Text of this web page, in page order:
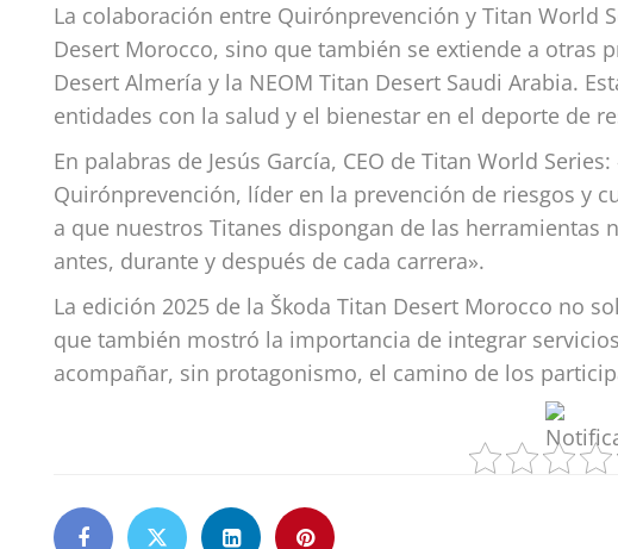
La colaboración entre Quirónprevención y Titan World
Desert Morocco, sino que también se extiende a otras
Desert Almería y la NEOM Titan Desert Saudi Arabia.
entidades con la salud y el bienestar en el deporte de
En palabras de Jesús García, CEO de Titan World
Quirónprevención, líder en la prevención de riesgos y
a que nuestros Titanes dispongan de las herramientas
antes, durante y después de cada carrera».
La edición 2025 de la Škoda Titan Desert Morocco no
que también mostró la importancia de integrar
acompañar, sin protagonismo, el camino de los